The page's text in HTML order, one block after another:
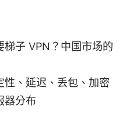
梯子 VPN？中国市场的
性、延迟、丢包、加密
器分布